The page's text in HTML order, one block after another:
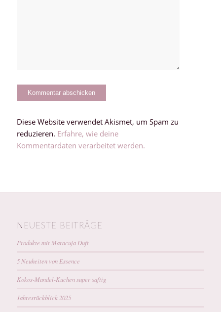
Diese Website verwendet Akismet, um Spam zu
reduzieren. Erfahre, wie deine
Kommentardaten verarbeitet werden.
NEUESTE BEITRÄGE
Produkte mit Maracuja Duft
5 Neuheiten von Essence
Kokos-Mandel-Kuchen super saftig
Jahresrückblick 2025